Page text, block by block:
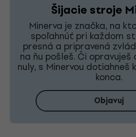
Šijacie stroje
Minerva je značka, na
spoľahnúť pri každom
presná a pripravená
na ňu pošleš. Či
nuly, s Minervou dotiahneš
konca.
Objavuj